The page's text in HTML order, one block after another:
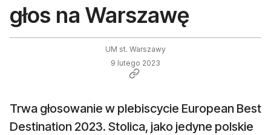
głos na Warszawę
UM st. Warszawy
9 lutego 2023
Trwa głosowanie w plebiscycie European Best
Destination 2023. Stolica, jako jedyne polskie